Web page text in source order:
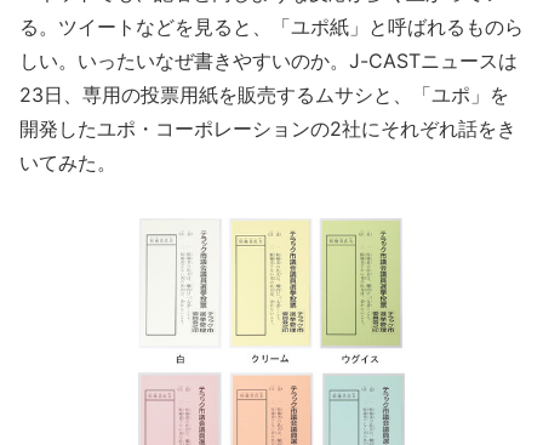
る。ツイートなどを見ると、「ユポ紙」と呼ばれるものら
しい。いったいなぜ書きやすいのか。J-CASTニュースは
23日、専用の投票用紙を販売するムサシと、「ユポ」を
開発したユポ・コーポレーションの2社にそれぞれ話をき
いてみた。